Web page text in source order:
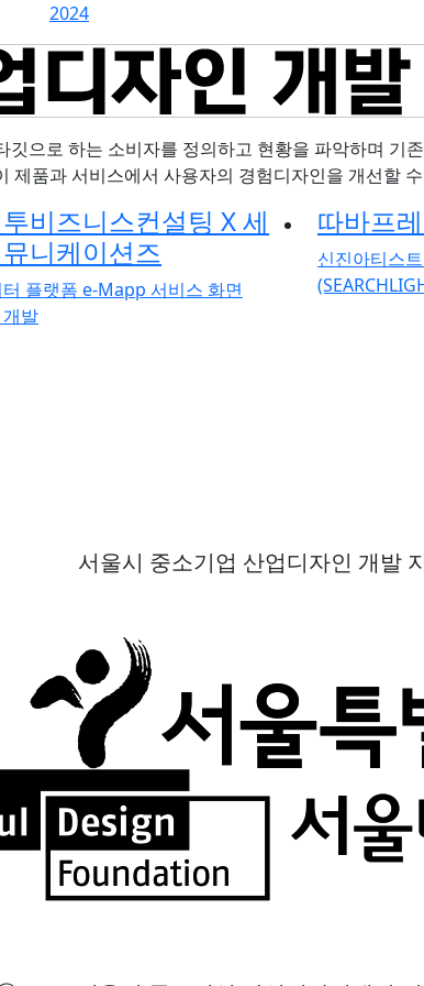
2024
으로 하는 소비자를 정의하고 현황을 파악하며
품과 서비스에서 사용자의 경험디자인을 개선할
비즈니스컨설팅 X 세
니케이션즈
플랫폼 e-Mapp 서비스 화면
발
따바프
신진아티스
서울시 중소기업 산업디자인 개발